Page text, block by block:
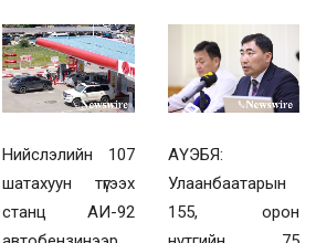
Нийслэлийн 107
шатахуун түгээх
станц АИ-92
АҮЭБЯ:
Улаанбаатарын
155, орон